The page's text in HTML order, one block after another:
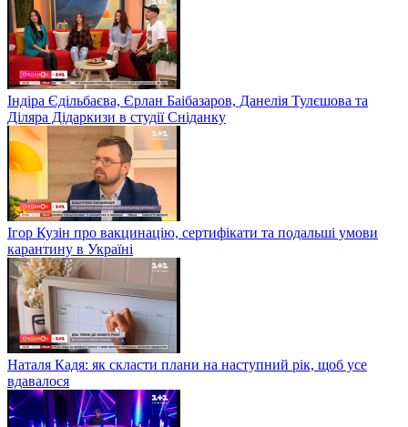
Індіра Єдільбаєва, Єрлан Баібазаров, Данелія Тулєшова та
Діляра Дідаркизи в студії Сніданку
Ігор Кузін про вакцинацію, сертифікати та подальші умови
карантину в Україні
Наталя Кадя: як скласти плани на наступний рік, щоб усе
вдавалося